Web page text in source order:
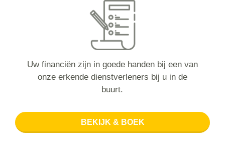
Uw financiën zijn in goede handen bij een van
onze erkende dienstverleners bij u in de
buurt.
BEKIJK & BOEK